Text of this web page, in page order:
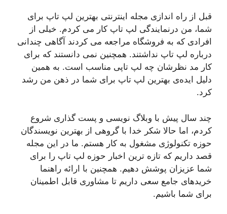
قبل از راه اندازی مجله اینترنتی بهترین لپ تاپ برای
شما، من درنمایندگی لپ تاپ کار می کردم. خیلی از
افرادی که به فروشگاه مراجعه می کردند آگاهی چندانی
درباره لپ تاپ نداشتند. همچنین نمی دانستند که برای
کار مد نظرشان چه لپ تاپی مناسب است. به همین
دلیل ایده‌ی بهترین لپ تاپ برای شما در ذهن من رشد
کرد.
چند سال پیش با وبلاگ نویسی و پست گذاری شروع
کردم، اما حالا شکر خدا با گروهی از بهترین نویسندگان
حوزه تکنولوژی مشغول به کار هستم. ما در این مجله
قصد داریم که تازه ترین اخبار حوزه لپ تاپ را برای
شما عزیزان پوشش دهیم. همچنین با ارائه راهنما
خریدهای جامع سعی داریم تا مشاوری قابل اطمینان
برای شما باشیم.